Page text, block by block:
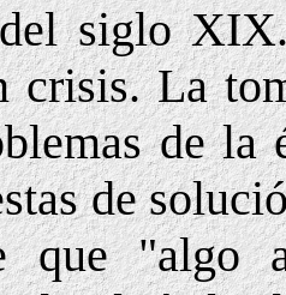
del siglo
crisis. La
de la
de
que